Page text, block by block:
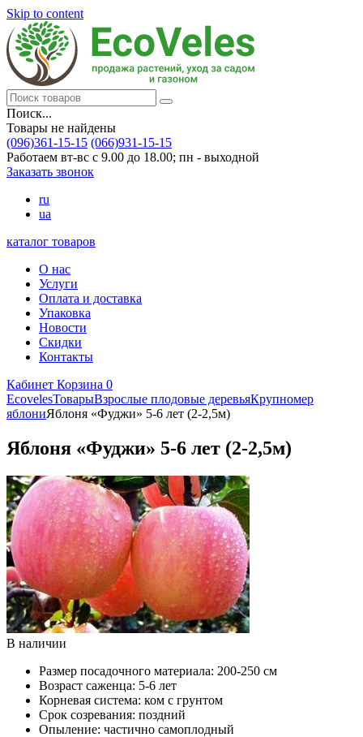
Skip to content
Поиск...
Товары не найдены
(096)361-15-15 (066)931-15-15
Работаем вт-вс с 9.00 до 18.00; пн - выходной
Заказать звонок
ru
ua
каталог товаров
О нас
Услуги
Оплата и доставка
Упаковка
Новости
Скидки
Контакты
Кабинет Корзина 0
EcovelesТоварыВзрослые плодовые деревьяКрупномер
яблониЯблоня «Фуджи» 5-6 лет (2-2,5м)
Яблоня «Фуджи» 5-6 лет (2-2,5м)
В наличии
Размер посадочного материала: 200-250 см
Возраст саженца: 5-6 лет
Корневая система: ком с грунтом
Срок созревания: поздний
Опыление: частично самоплодный